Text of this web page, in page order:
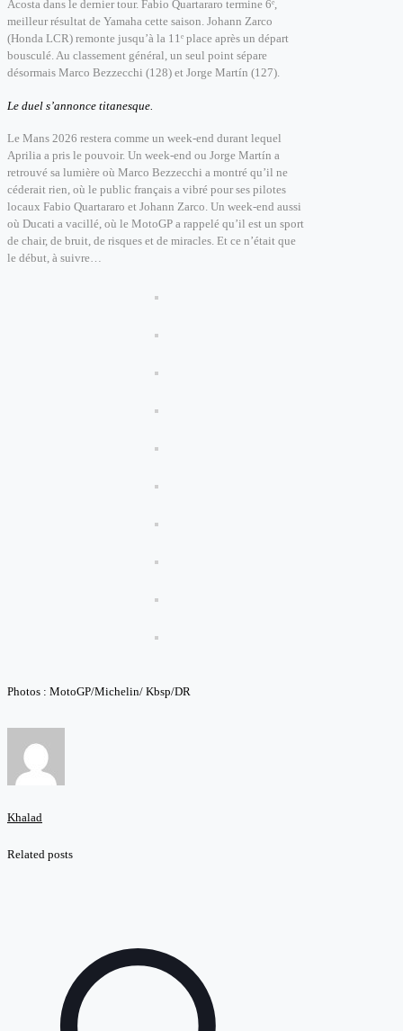
Acosta dans le dernier tour. Fabio Quartararo termine 6ᵉ,
meilleur résultat de Yamaha cette saison. Johann Zarco
(Honda LCR) remonte jusqu’à la 11ᵉ place après un départ
bousculé.Au classement général, un seul point sépare
désormais Marco Bezzecchi (128) et Jorge Martín (127).
Le duel s’annonce titanesque.
Le Mans 2026 restera comme un week-end durant lequel
Aprilia a pris le pouvoir. Un week-end ou Jorge Martín a
retrouvé sa lumière où Marco Bezzecchi a montré qu’il ne
céderait rien, où le public français a vibré pour ses pilotes
locaux Fabio Quartararo et Johann Zarco. Un week-end aussi
où Ducati a vacillé, où le MotoGP a rappelé qu’il est un sport
de chair, de bruit, de risques et de miracles. Et ce n’était que
le début, à suivre…
Photos : MotoGP/Michelin/ Kbsp/DR
Khalad
Related posts